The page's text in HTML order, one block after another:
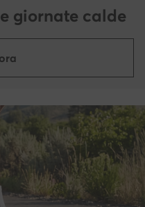
giornate calde